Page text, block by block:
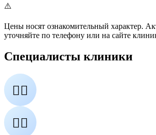
⚠️
Цены носят ознакомительный характер.
уточняйте по телефону или на сайте
Специалисты клиники
👨‍⚕️
👩‍⚕️